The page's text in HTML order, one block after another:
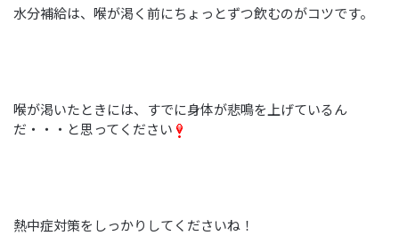
水分補給は、喉が渇く前にちょっとずつ飲むのがコツです。
喉が渇いたときには、すでに身体が悲鳴を上げているん
だ・・・と思ってください
熱中症対策をしっかりしてくださいね！